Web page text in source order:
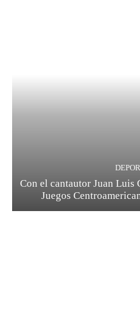
Con el cantautor Juan Luis
Juegos